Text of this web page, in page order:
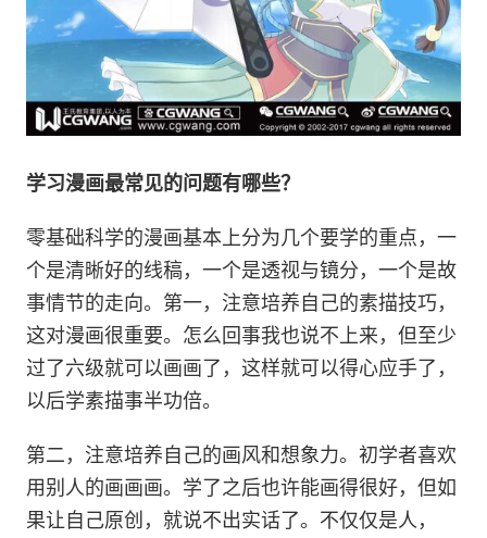
学习漫画最常见的问题有哪些？
零基础科学的漫画基本上分为几个要学的重点，一
个是清晰好的线稿，一个是透视与镜分，一个是故
事情节的走向。第一，注意培养自己的素描技巧，
这对漫画很重要。怎么回事我也说不上来，但至少
过了六级就可以画画了，这样就可以得心应手了，
以后学素描事半功倍。
第二，注意培养自己的画风和想象力。初学者喜欢
用别人的画画画。学了之后也许能画得很好，但如
果让自己原创，就说不出实话了。不仅仅是人，